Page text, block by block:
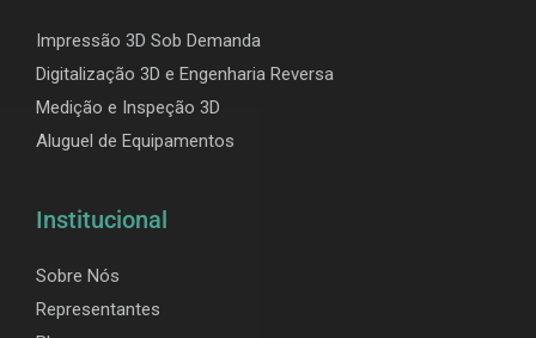
Impressão 3D Sob Demanda
Digitalização 3D e Engenharia Reversa
Medição e Inspeção 3D
Aluguel de Equipamentos
Institucional
Sobre Nós
Representantes